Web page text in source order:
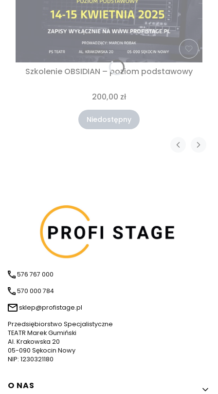
Szkolenie OBSIDIAN – poziom podstawowy
200,00 zł
Niedostępny
576 767 000
570 000 784
sklep@profistage.pl
Przedsiębiorstwo Specjalistyczne
TEATR Marek Gumiński
Al. Krakowska 20
05-090 Sękocin Nowy
NIP: 1230321180
Linki w stopce
O NAS